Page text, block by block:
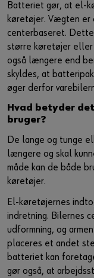
Batteriet gør, at el-
køretøjer. Vægten
centerbaseret.
større køretøjer
også længere end
skyldes, at
øger derfor
Hvad betyder
bruger?
De lange og tunge
længere og skal
måde kan de både
køretøjer.
El-køretøjernes
indretning. Bilernes
udformning, og
placeres et andet
batteriet kan
gør også, at